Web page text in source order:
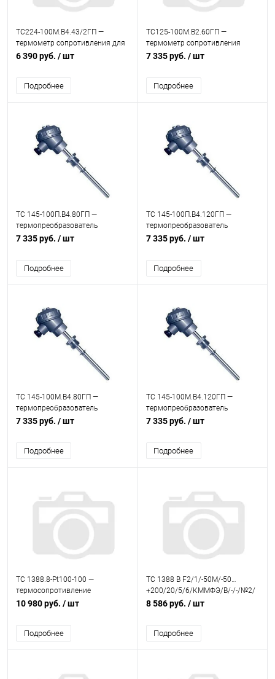
ТС224-100М.В4.43/2ГП —
термометр сопротивления для
ИС-203.2, ИС-203.3, ИС-203.4
6 390 руб. / шт
Подробнее
ТС125-100М.В2.60ГП —
термометр сопротивления
7 335 руб. / шт
Подробнее
ТС 145-100П.В4.80ГП —
термопреобразователь
сопротивления
7 335 руб. / шт
Подробнее
ТС 145-100П.В4.120ГП —
термопреобразователь
сопротивления
7 335 руб. / шт
Подробнее
ТС 145-100М.В4.80ГП —
термопреобразователь
сопротивления
7 335 руб. / шт
Подробнее
ТС 145-100М.В4.120ГП —
термопреобразователь
сопротивления
7 335 руб. / шт
Подробнее
ТС 1388.8-Pt100-100 —
термосопротивление
платиновое
10 980 руб. / шт
Подробнее
ТС 1388 В F2/1/-50М/-50…
+200/20/5/6/КММФЭ/В/-/-/№2/
ГП — термопреобразователь
8 586 руб. / шт
Подробнее